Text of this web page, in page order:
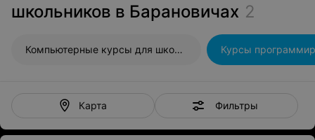
школьников в Барановичах 2
Компьютерные курсы для школьников
Карта Фильтры